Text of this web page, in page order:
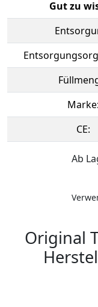
Gut zu
Marke:
CE:
Ab
Original